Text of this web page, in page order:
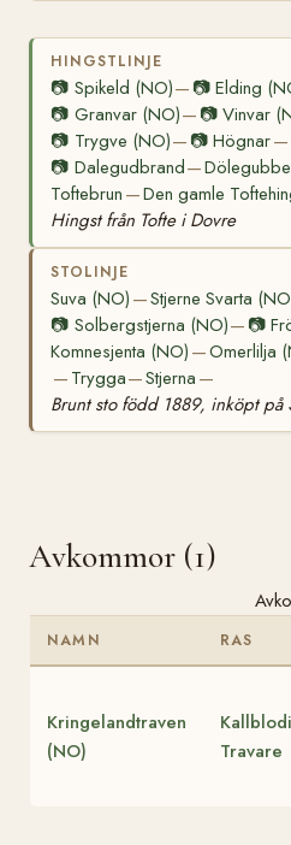
HINGSTLINJE
📷 Spikeld (NO)— 📷Elding
📷 Granvar (NO)— 📷Vinvar
📷 Trygve (NO)— 📷Högnar—
📷 Dalegudbrand—
Toftebrun —Den gamle
Hingst från Tofte i Dovre
STOLINJE
Suva (NO) —Stjerne Svarta
📷 Solbergstjerna (NO)— 📷
Komnesjenta (NO) —Omerlilja
— Trygga—Stjerna —
Brunt sto född 1889, inköpt på
Avkommor (1)
NAMN RAS
Kringelandtraven
(NO)
Travare